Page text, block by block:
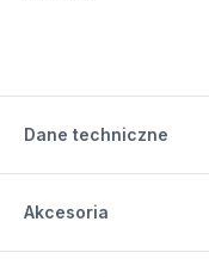
Dane techniczne
Akcesoria